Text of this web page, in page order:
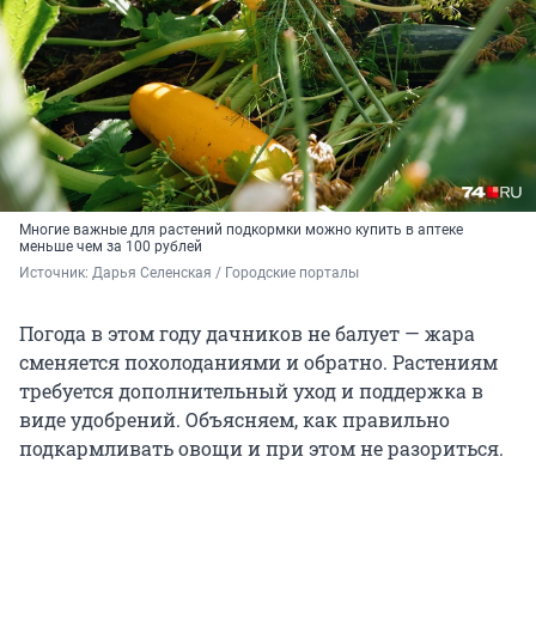
Многие важные для растений подкормки можно купить в аптеке
меньше чем за 100 рублей
Источник: Дарья Селенская / Городские порталы
Погода в этом году дачников не балует — жара
сменяется похолоданиями и обратно. Растениям
требуется дополнительный уход и поддержка в
виде удобрений. Объясняем, как правильно
подкармливать овощи и при этом не разориться.